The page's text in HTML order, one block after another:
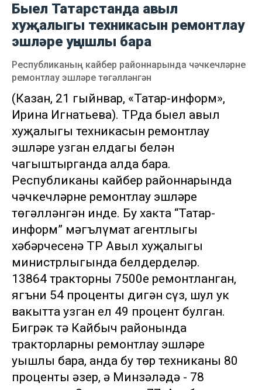
Быел Татарстанда авыл
хуҗалыгы техникасын ремонтлау
эшләре уңышлы бара
Республиканың кайбер районнарында чәчкечләрне
ремонтлау эшләре төгәлләнгән
(Казан, 21 гыйнвар, «Татар-информ»,
Ирина Игнатьева). ТРда быел авыл
хуҗалыгы техникасын ремонтлау
эшләре узган елдагы белән
чагыштырганда алда бара.
Республиканың кайбер районнарында
чәчкечләрне ремонтлау эшләре
төгәлләнгән инде. Бу хакта “Татар-
информ” мәгълүмат агентлыгы
хәбәрчесенә ТР Авыл хуҗалыгы
министрлыгында белдерделәр.
13864 тракторның 7500е ремонтланган,
ягъни 54 проценты дигән сүз, шул ук
вакытта узган ел 49 процент булган.
Бигрәк тә Кайбыч районында
тракторларны ремонтлау эшләре
уңышлы бара, анда бу төр техниканың 80
проценты әзер, ә Минзәләдә - 78